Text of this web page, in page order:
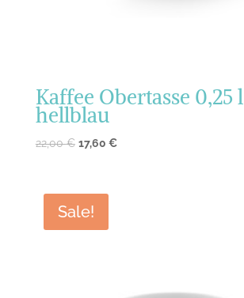
Kaffee Obertasse 0,25 l
hellblau
22,00€ 17,60 €
Sale!